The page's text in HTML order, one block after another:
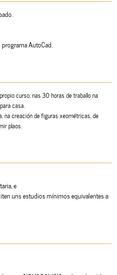
AutoCad.
curso, nas 30 horas de traballo na
casa.
na creación de figuras xeométricas, de
plaos.
e
uns estudios mínimos equivalentes a